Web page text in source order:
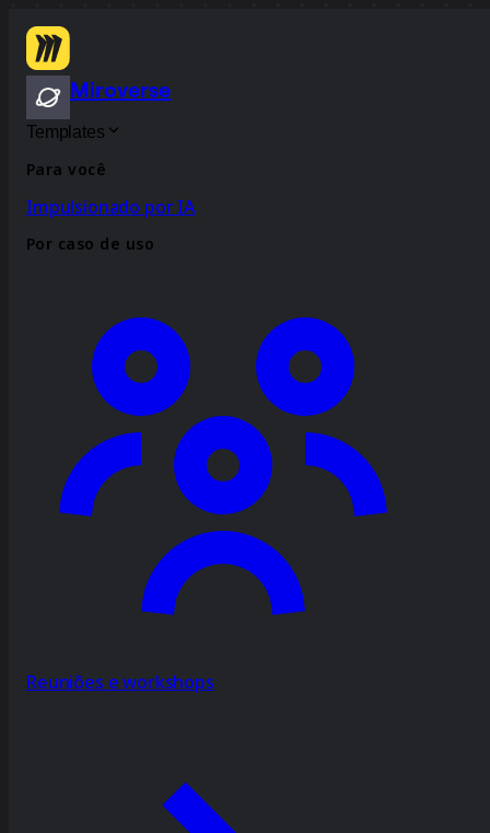
Miroverse
Templates
Para você
Impulsionado por IA
Por caso de uso
Reuniões e workshops